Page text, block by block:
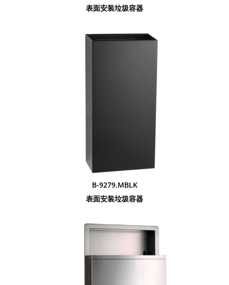
表面安装垃圾容器
B-9279.MBLK
表面安装垃圾容器